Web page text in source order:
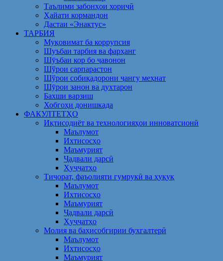
Таълими забонҳои хориҷӣ
Ҳайати кормандон
Дастаи «Энактус»
ТАРБИЯ
Муқовимат ба коррупсия
Шуъбаи тарбия ва фарҳанг
Шӯъбаи кор бо ҷавонон
Шўрои сарпарастон
Шўрои собиқадорони ҷангу меҳнат
Шӯрои занон ва духтарон
Бахши варзиш
Хобгоҳи донишкада
ФАКУЛТЕТҲО
Иқтисодиёт ва технологияҳои инноватсионӣ
Маълумот
Ихтисосҳо
Маъмурият
Ҷадвали дарсӣ
Ҳуҷҷатҳо
Тиҷорат, фаъолияти гумрукӣ ва ҳуқуқ
Маълумот
Ихтисосҳо
Маъмурият
Ҷадвали дарсӣ
Ҳуҷҷатҳо
Молия ва баҳисобгирии бухгалтерӣ
Маълумот
Ихтисосҳо
Маъмурият